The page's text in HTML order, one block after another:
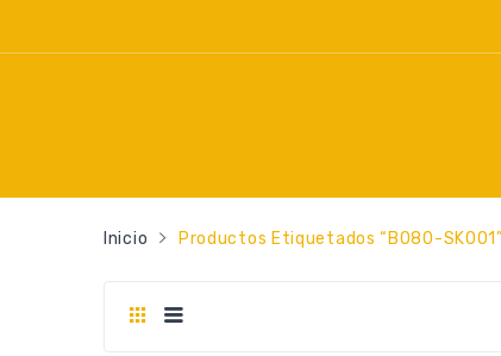
Inicio Productos Etiquetados “B080-SK001”